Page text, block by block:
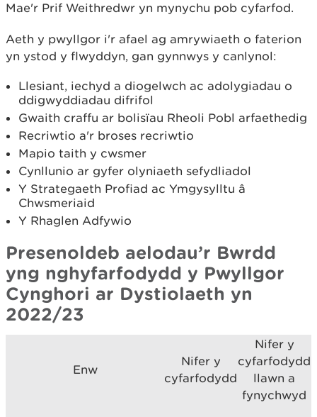
Mae'r Prif Weithredwr yn mynychu pob cyfarfod.
Aeth y pwyllgor i'r afael ag amrywiaeth o faterion
yn ystod y flwyddyn, gan gynnwys y canlynol:
Llesiant, iechyd a diogelwch ac adolygiadau o
ddigwyddiadau difrifol
Gwaith craffu ar bolisïau Rheoli Pobl arfaethedig
Recriwtio a'r broses recriwtio
Mapio taith y cwsmer
Cynllunio ar gyfer olyniaeth sefydliadol
Y Strategaeth Profiad ac Ymgysylltu â
Chwsmeriaid
Y Rhaglen Adfywio
Presenoldeb aelodau’r Bwrdd
yng nghyfarfodydd y Pwyllgor
Cynghori ar Dystiolaeth yn
2022/23
Enw
Nifer y
cyfarfodydd
Nifer y
cyfarfodydd
llawn a
fynychwyd